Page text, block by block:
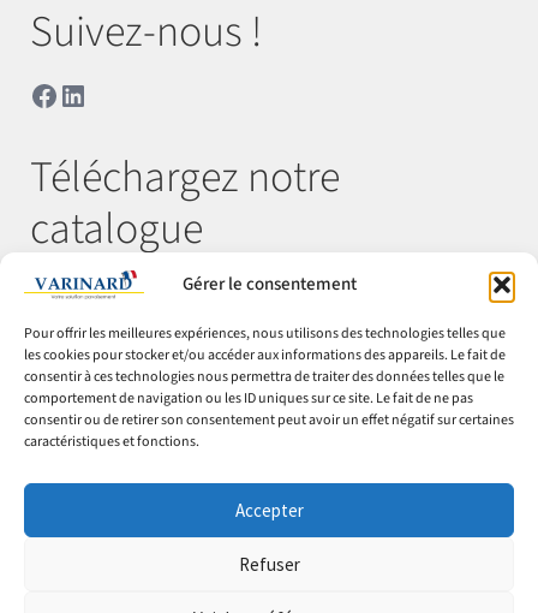
Gérer le consentement
Pour offrir les meilleures expériences, nous utilisons des technologies telles que
les cookies pour stocker et/ou accéder aux informations des appareils. Le fait de
consentir à ces technologies nous permettra de traiter des données telles que le
comportement de navigation ou les ID uniques sur ce site. Le fait de ne pas
consentir ou de retirer son consentement peut avoir un effet négatif sur certaines
caractéristiques et fonctions.
Accepter
Refuser
Suivez-nous !
Facebook
LinkedIn
Téléchargez notre
catalogue
© Varinard 2026
Expéditions & retours